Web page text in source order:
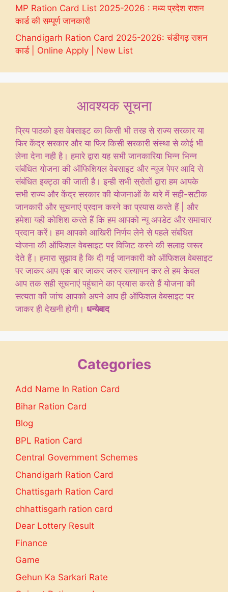
MP Ration Card List 2025-2026 : मध्य प्रदेश राशन
कार्ड की सम्पूर्ण जानकारी
Chandigarh Ration Card 2025-2026: चंडीगढ़ राशन
कार्ड | Online Apply | New List
आवश्यक सूचना
प्रिय पाठको इस वेबसाइट का किसी भी तरह से राज्य सरकार या
फिर केंद्र सरकार और या फिर किसी सरकारी संस्था से कोई भी
लेना देना नही है। हमारे द्वारा यह सभी जानकारिया भिन्न भिन्न
संबंधित योजना की ऑफिशियल वेबसाइट और न्यूज पेपर आदि से
संबंधित इक्ट्ठा की जाती है। इन्ही सभी स्रोतों द्वारा हम आपके
सभी राज्य और केंद्र सरकार की योजनाओं के बारे में सही-सटीक
जानकारी और सूचनाएं प्रदान करने का प्रयास करते हैं | और
हमेशा यही कोशिश करते हैं कि हम आपको न्यू अपडेट और समाचार
प्रदान करें। हम आपको आखिरी निर्णय लेने से पहले संबंधित
योजना की ऑफिशल वेबसाइट पर विजिट करने की सलाह जरूर
देते हैं। हमारा सुझाव है कि दी गई जानकारी को ऑफिशल वेबसाइट
पर जाकर आप एक बार जाकर जरुर सत्यापन कर ले हम केवल
आप तक सही सूचनाएं पहुंचाने का प्रयास करते हैं योजना की
सत्यता की जांच आपको अपने आप ही ऑफिशल वेबसाइट पर
जाकर ही देखनी होगी। धन्येबाद
Categories
Add Name In Ration Card
Bihar Ration Card
Blog
BPL Ration Card
Central Government Schemes
Chandigarh Ration Card
Chattisgarh Ration Card
chhattisgarh ration card
Dear Lottery Result
Finance
Game
Gehun Ka Sarkari Rate